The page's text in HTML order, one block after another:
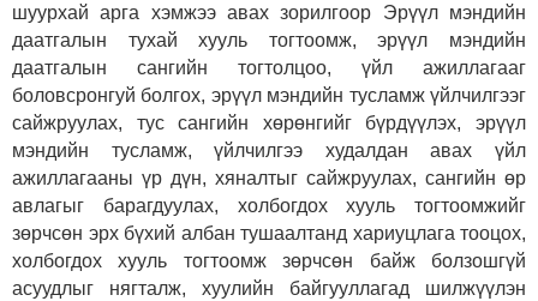
шуурхай арга хэмжээ авах зорилгоор Эрүүл мэндийн
даатгалын тухай хууль тогтоомж, эрүүл мэндийн
даатгалын сангийн тогтолцоо, үйл ажиллагааг
боловсронгуй болгох, эрүүл мэндийн тусламж үйлчилгээг
сайжруулах, тус сангийн хөрөнгийг бүрдүүлэх, эрүүл
мэндийн тусламж, үйлчилгээ худалдан авах үйл
ажиллагааны үр дүн, хяналтыг сайжруулах, сангийн өр
авлагыг барагдуулах, холбогдох хууль тогтоомжийг
зөрчсөн эрх бүхий албан тушаалтанд хариуцлага тооцох,
холбогдох хууль тогтоомж зөрчсөн байж болзошгүй
асуудлыг нягталж, хуулийн байгууллагад шилжүүлэн